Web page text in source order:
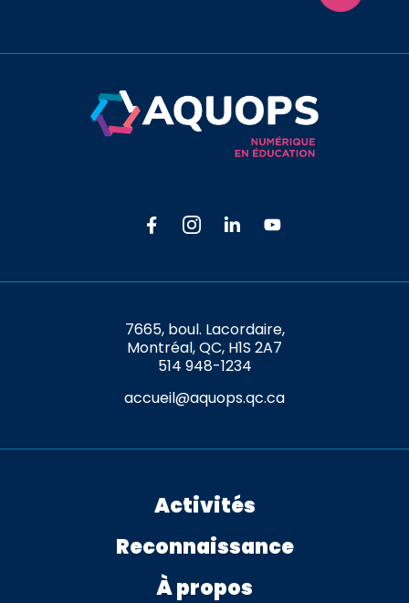
7665, boul. Lacordaire,
Montréal, QC, H1S 2A7
514 948-1234
accueil@aquops.qc.ca
Activités
Reconnaissance
À propos